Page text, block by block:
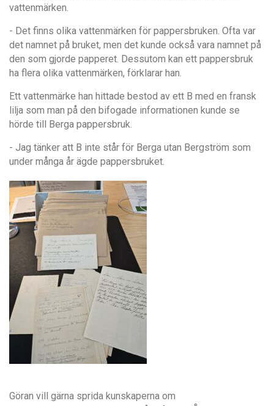
vattenmärken.
- Det finns olika vattenmärken för pappersbruken. Ofta var
det namnet på bruket, men det kunde också vara namnet på
den som gjorde papperet. Dessutom kan ett pappersbruk
ha flera olika vattenmärken, förklarar han.
Ett vattenmärke han hittade bestod av ett B med en fransk
lilja som man på den bifogade informationen kunde se
hörde till Berga pappersbruk.
- Jag tänker att B inte står för Berga utan Bergström som
under många år ägde pappersbruket.
Göran vill gärna sprida kunskaperna om